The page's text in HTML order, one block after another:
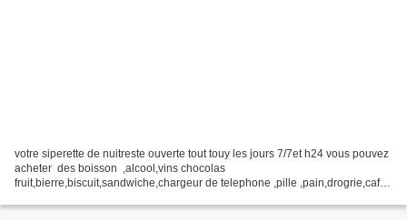
votre siperette de nuitreste ouverte tout touy les jours 7/7et h24 vous pouvez
acheter des boisson ,alcool,vins chocolas
fruit,bierre,biscuit,sandwiche,chargeur de telephone ,pille ,pain,drogrie,cafe